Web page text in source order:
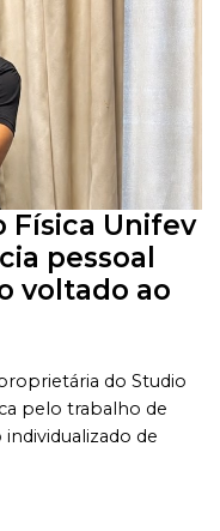
Física Unifev
pessoal
voltado ao
do Studio
pelo trabalho de
de